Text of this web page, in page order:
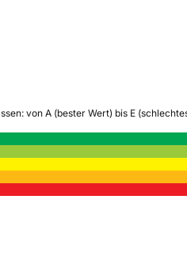
von A (bester Wert) bis E